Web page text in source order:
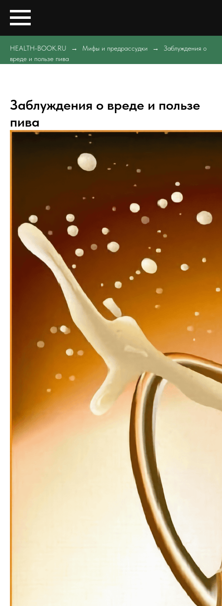
HEALTH-BOOK.RU Мифы и предрассудки
Заблуждения о
вреде и пользе пива
Заблуждения о вреде и пользе
пива